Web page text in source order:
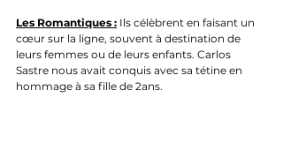
Les Romantiques : Ils célèbrent en faisant un
cœur sur la ligne, souvent à destination de
leurs femmes ou de leurs enfants. Carlos
Sastre nous avait conquis avec sa tétine en
hommage à sa fille de 2ans.